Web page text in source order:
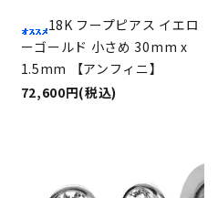
18K フープピアス イエロ
ーゴールド 小さめ 30mm x
1.5mm 【アンフィニ】
72,600円(税込)